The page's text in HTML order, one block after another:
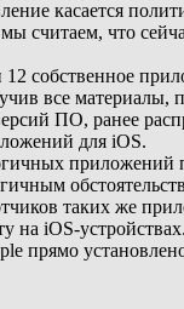
касается
что
собственное
все
ПО, ранее
для iOS.
приложений
таких же
на iOS-устройствах.
прямо